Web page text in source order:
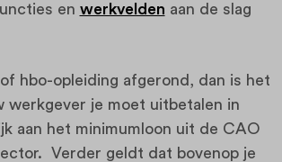
en werkvelden aan de slag
hbo-opleiding afgerond, dan is het
werkgever je moet uitbetalen in
aan het minimumloon uit de CAO
Verder geldt dat bovenop je